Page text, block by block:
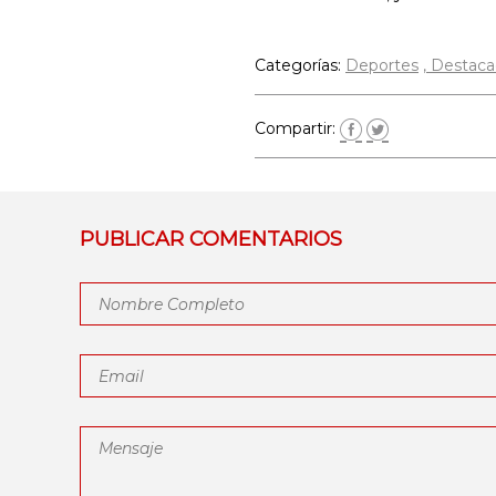
Categorías: Deportes
Compartir:
PUBLICAR COMENTARIOS